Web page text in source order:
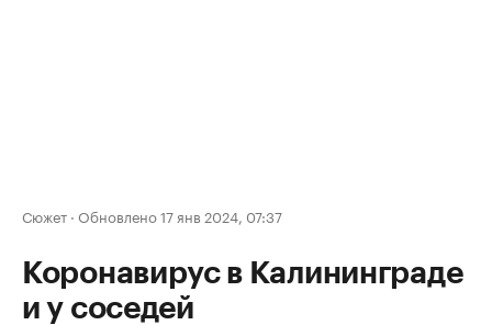
Сюжет · Обновлено 17 янв 2024, 07:37
Коронавирус в Калининграде
и у соседей